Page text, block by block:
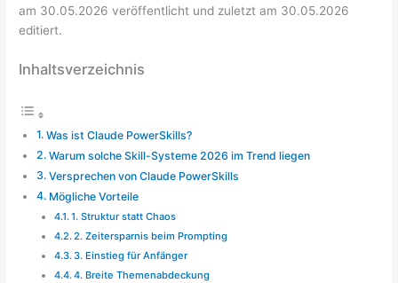
am 30.05.2026 veröffentlicht und zuletzt am 30.05.2026
editiert.
Inhaltsverzeichnis
Was ist Claude PowerSkills?
Warum solche Skill-Systeme 2026 im Trend liegen
Versprechen von Claude PowerSkills
Mögliche Vorteile
1. Struktur statt Chaos
2. Zeitersparnis beim Prompting
3. Einstieg für Anfänger
4. Breite Themenabdeckung